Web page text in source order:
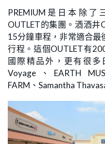
PREMIUM是日本除
OUTLET的集團。酒酒井
15分鐘車程，非常適合最
行程。這個OUTLET有
國際精品外，更有很多
Voyage、EARTH
FARM、Samantha